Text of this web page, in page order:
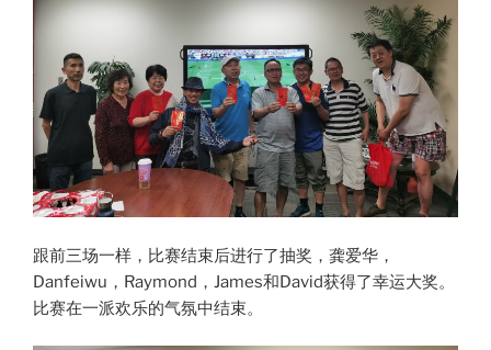
跟前三场一样，比赛结束后进行了抽奖，龚爱华，
Danfeiwu，Raymond，James和David获得了幸运大奖。
比赛在一派欢乐的气氛中结束。